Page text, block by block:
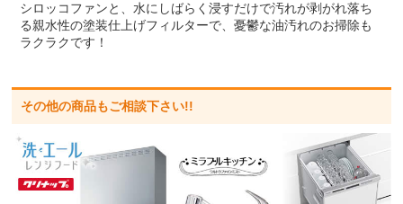
シロッコファンと、水にしばらく浸すだけで汚れが剥がれ落ち
る親水性の塗装仕上げフィルターで、憂鬱な油汚れのお掃除も
ラクラクです！
その他の商品もご相談下さい!!